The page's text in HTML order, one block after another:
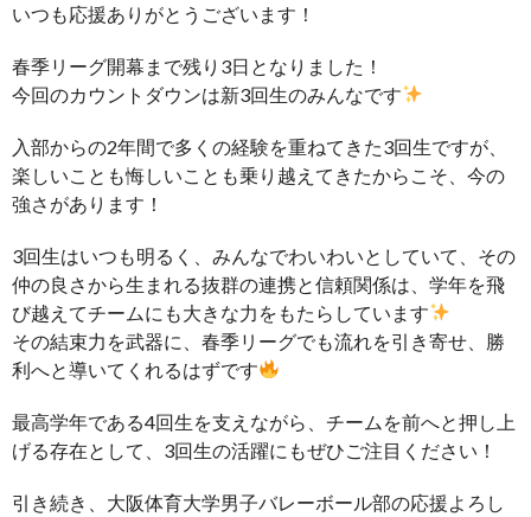
いつも応援ありがとうございます！
春季リーグ開幕まで残り3日となりました！
今回のカウントダウンは新3回生のみんなです
入部からの2年間で多くの経験を重ねてきた3回生ですが、
楽しいことも悔しいことも乗り越えてきたからこそ、今の
強さがあります！
3回生はいつも明るく、みんなでわいわいとしていて、その
仲の良さから生まれる抜群の連携と信頼関係は、学年を飛
び越えてチームにも大きな力をもたらしています
その結束力を武器に、春季リーグでも流れを引き寄せ、勝
利へと導いてくれるはずです
最高学年である4回生を支えながら、チームを前へと押し上
げる存在として、3回生の活躍にもぜひご注目ください！
引き続き、大阪体育大学男子バレーボール部の応援よろし